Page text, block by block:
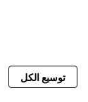
توسيع الكل